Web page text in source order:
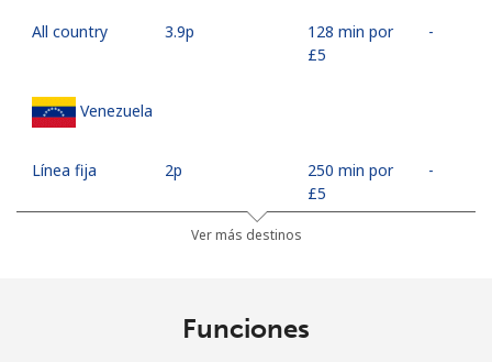
All country ⁦3.9p⁩
128 min por
⁦£5⁩
-
Venezuela
Línea fija ⁦2p⁩
250 min por
⁦£5⁩
-
⁦3.9p⁩
128 min por
Ver más destinos
Funciones